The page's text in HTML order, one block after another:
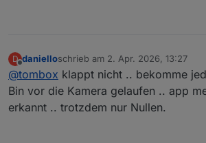
D
Offline
danielloschrieb am 2. Apr. 2026, 13:27
zuletzt editiert von
@tombox klappt nicht .. bekomme
Bin vor die Kamera gelaufen .. app
erkannt .. trotzdem nur Nullen.